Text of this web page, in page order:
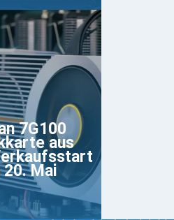
7G100
aus
20. Mai